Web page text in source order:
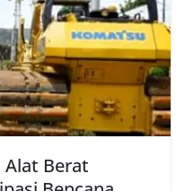
Alat Berat